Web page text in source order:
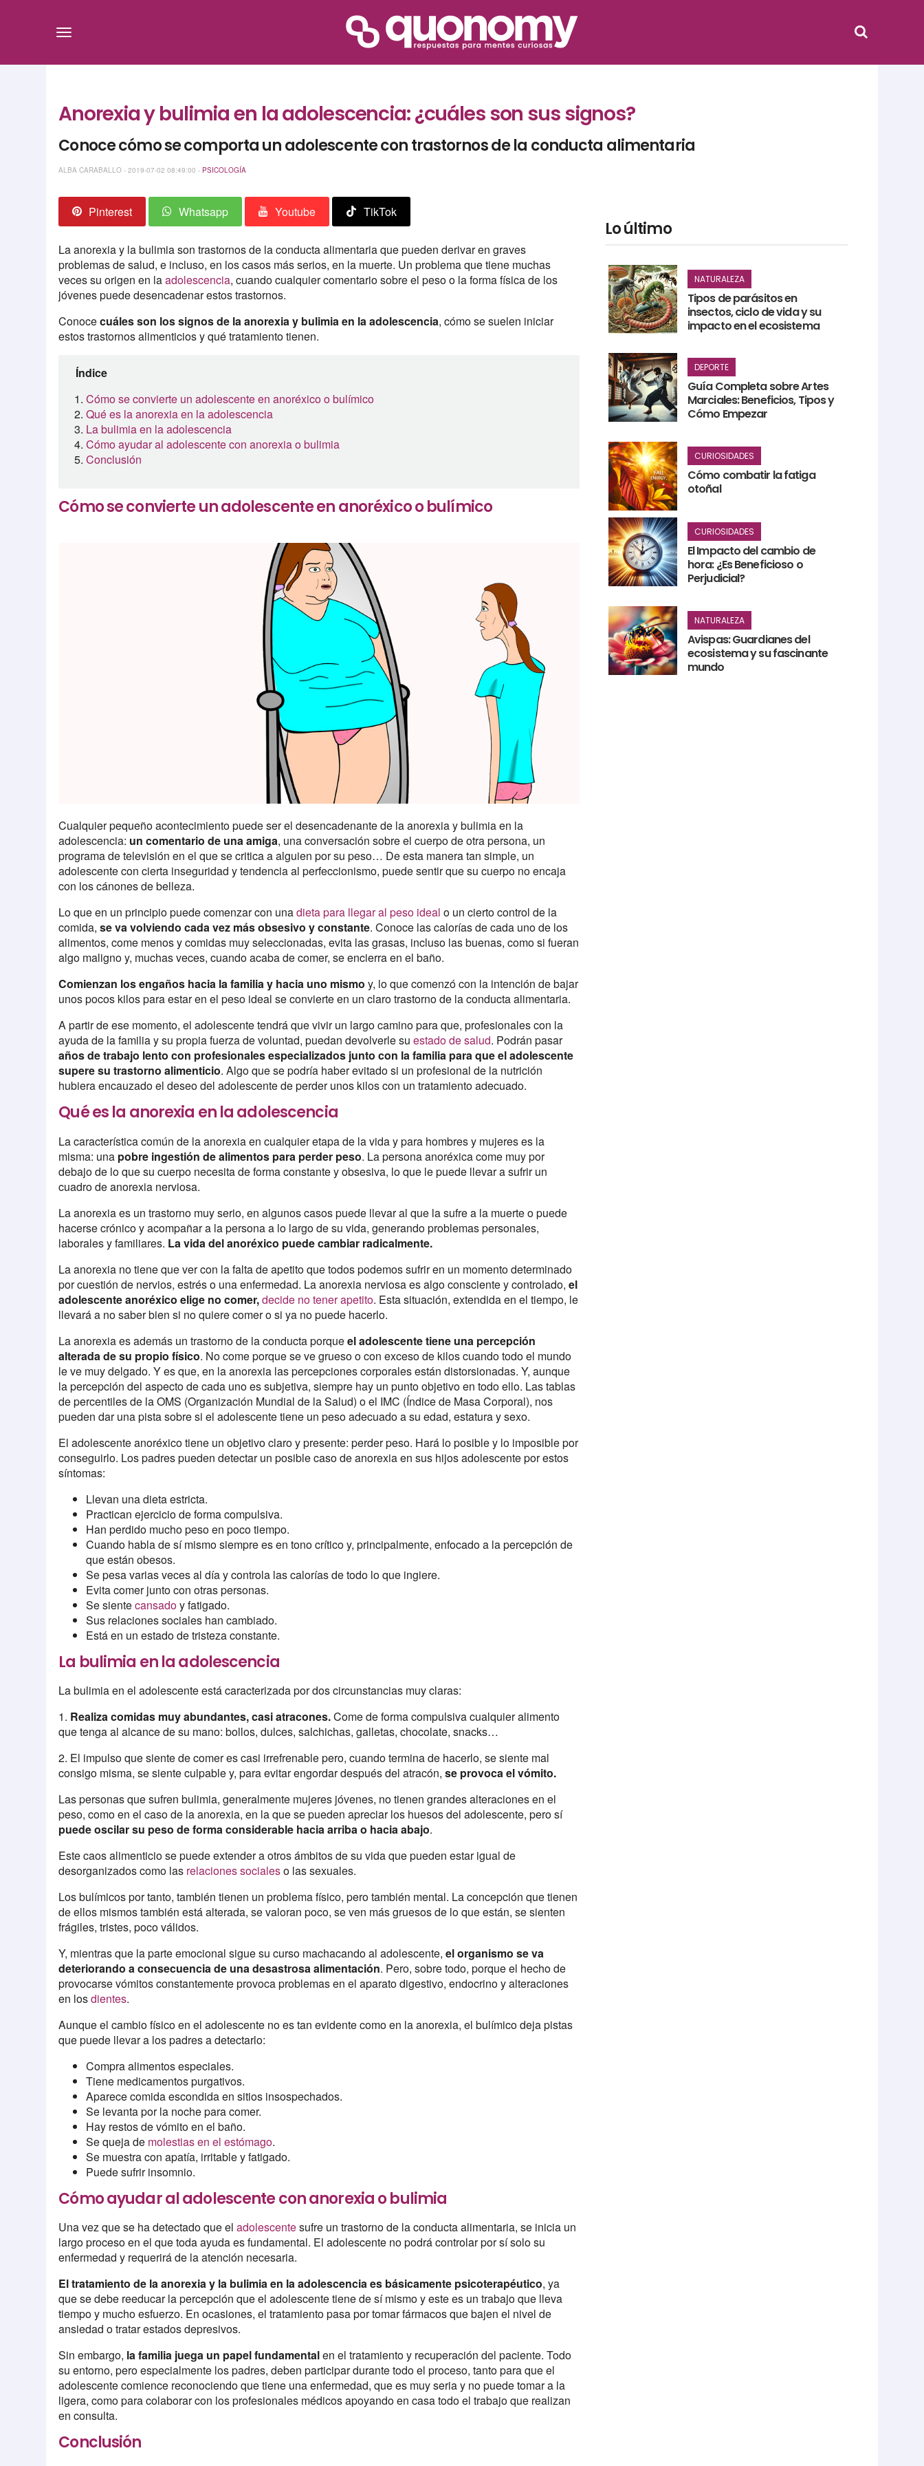
Anorexia y bulimia en la adolescencia: ¿cuáles son sus signos?
Conoce cómo se comporta un adolescente con trastornos de la conducta alimentaria
ALBA CARABALLO - 2019-07-02 08:49:00 - PSICOLOGÍA
Pinterest Whatsapp Youtube TikTok
La anorexia y la bulimia son trastornos de la conducta alimentaria que pueden derivar en graves
problemas de salud, e incluso, en los casos más serios, en la muerte. Un problema que tiene muchas
veces su origen en laadolescencia, cuando cualquier comentario sobre el peso o la forma física de los
jóvenes puede desencadenar estos trastornos.
Conocecuáles son lossignos de la anorexia y bulimia en la adolescencia, cómo se suelen iniciar
estos trastornos alimenticios y qué tratamiento tienen.
Índice
Cómo se convierte un adolescente en anoréxico o bulímico
Qué es la anorexia en la adolescencia
La bulimia en la adolescencia
Cómo ayudar al adolescente con anorexia o bulimia
Conclusión
Cómo se convierte un adolescente en anoréxico o bulímico
Cualquier pequeño acontecimiento puede ser el desencadenante de la anorexia y bulimia en la
adolescencia: un comentario de una amiga, una conversación sobre el cuerpo de otra persona, un
programa de televisión en el que se critica a alguien por su peso… De esta manera tan simple, un
adolescente con cierta inseguridad y tendencia al perfeccionismo, puede sentir que su cuerpo no encaja
con los cánones de belleza.
Lo que en un principio puede comenzar con unadieta para llegar al peso ideal o un cierto control de la
comida,se va volviendo cada vez más obsesivo y constante. Conoce las calorías de cada uno de los
alimentos, come menos y comidas muy seleccionadas, evita las grasas, incluso las buenas, como si fueran
algo maligno y, muchas veces, cuando acaba de comer, se encierra en el baño.
Comienzan los engaños hacia la familia y hacia uno mismo y, lo que comenzó con la intención de bajar
unos pocos kilos para estar en el peso ideal se convierte en un claro trastorno de la conducta alimentaria.
A partir de ese momento, el adolescente tendrá que vivir un largo camino para que, profesionales con la
ayuda de la familia y su propia fuerza de voluntad, puedan devolverle suestado de salud. Podrán pasar
años de trabajo lento con profesionales especializados junto con la familia para que el adolescente
supere su trastorno alimenticio. Algo que se podría haber evitado si un profesional de la nutrición
hubiera encauzado el deseo del adolescente de perder unos kilos con un tratamiento adecuado.
Qué es la anorexia en la adolescencia
La característica común de la anorexia en cualquier etapa de la vida y para hombres y mujeres es la
misma: una pobre ingestión de alimentos para perder peso. La persona anoréxica come muy por
debajo de lo que su cuerpo necesita de forma constante y obsesiva, lo que le puede llevar a sufrir un
cuadro de anorexia nerviosa.
La anorexia es un trastorno muy serio, en algunos casos puede llevar al que la sufre a la muerte o puede
hacerse crónico y acompañar a la persona a lo largo de su vida, generando problemas personales,
laborales y familiares. La vida del anoréxico puede cambiar radicalmente.
La anorexia no tiene que ver con la falta de apetito que todos podemos sufrir en un momento determinado
por cuestión de nervios, estrés o una enfermedad. La anorexia nerviosa es algo consciente y controlado,el
adolescente anoréxico elige no comer,decide no tener apetito. Esta situación, extendida en el tiempo, le
llevará a no saber bien si no quiere comer o si ya no puede hacerlo.
La anorexia es además un trastorno de la conducta porqueel adolescente tiene una percepción
alterada de su propio físico. No come porque se ve grueso o con exceso de kilos cuando todo el mundo
le ve muy delgado. Y es que, en la anorexia las percepciones corporales están distorsionadas. Y, aunque
la percepción del aspecto de cada uno es subjetiva, siempre hay un punto objetivo en todo ello. Las tablas
de percentiles de la OMS (Organización Mundial de la Salud) o el IMC (Índice de Masa Corporal), nos
pueden dar una pista sobre si el adolescente tiene un peso adecuado a su edad, estatura y sexo.
El adolescente anoréxico tiene un objetivo claro y presente: perder peso. Hará lo posible y lo imposible por
conseguirlo. Los padres pueden detectar un posible caso de anorexia en sus hijos adolescente por estos
síntomas:
Llevan una dieta estricta.
Practican ejercicio de forma compulsiva.
Han perdido mucho peso en poco tiempo.
Cuando habla de sí mismo siempre es en tono crítico y, principalmente, enfocado a la percepción de
que están obesos.
Se pesa varias veces al día y controla las calorías de todo lo que ingiere.
Evita comer junto con otras personas.
Se sientecansadoy fatigado.
Sus relaciones sociales han cambiado.
Está en un estado de tristeza constante.
La bulimia en la adolescencia
La bulimia en el adolescente está caracterizada por dos circunstancias muy claras:
1. Realiza comidas muy abundantes, casi atracones.Come de forma compulsiva cualquier alimento
que tenga al alcance de su mano: bollos, dulces, salchichas, galletas, chocolate, snacks…
2. El impulso que siente de comer es casi irrefrenable pero, cuando termina de hacerlo, se siente mal
consigo misma, se siente culpable y, para evitar engordar después del atracón,se provoca el vómito.
Las personas que sufren bulimia, generalmente mujeres jóvenes, no tienen grandes alteraciones en el
peso, como en el caso de la anorexia, en la que se pueden apreciar los huesos del adolescente, pero sí
puede oscilar su peso de forma considerable hacia arriba o hacia abajo.
Este caos alimenticio se puede extender a otros ámbitos de su vida que pueden estar igual de
desorganizados como las relaciones socialeso las sexuales.
Los bulímicos por tanto, también tienen un problema físico, pero también mental. La concepción que tienen
de ellos mismos también está alterada, se valoran poco, se ven más gruesos de lo que están, se sienten
frágiles, tristes, poco válidos.
Y, mientras que la parte emocional sigue su curso machacando al adolescente,el organismo se va
deteriorando a consecuencia de una desastrosa alimentación. Pero, sobre todo, porque el hecho de
provocarse vómitos constantemente provoca problemas en el aparato digestivo, endocrino y alteraciones
en losdientes.
Aunque el cambio físico en el adolescente no es tan evidente como en la anorexia, el bulímico deja pistas
que puede llevar a los padres a detectarlo:
Compra alimentos especiales.
Tiene medicamentos purgativos.
Aparece comida escondida en sitios insospechados.
Se levanta por la noche para comer.
Hay restos de vómito en el baño.
Se queja de molestias en el estómago.
Se muestra con apatía, irritable y fatigado.
Puede sufrir insomnio.
Cómo ayudar al adolescente con anorexia o bulimia
Una vez que se ha detectado que eladolescentesufre un trastorno de la conducta alimentaria, se inicia un
largo proceso en el que toda ayuda es fundamental. El adolescente no podrá controlar por sí solo su
enfermedad y requerirá de la atención necesaria.
El tratamiento de la anorexia y la bulimia en la adolescencia es básicamente psicoterapéutico, ya
que se debe reeducar la percepción que el adolescente tiene de sí mismo y este es un trabajo que lleva
tiempo y mucho esfuerzo. En ocasiones, el tratamiento pasa por tomar fármacos que bajen el nivel de
ansiedad o tratar estados depresivos.
Sin embargo, la familia juega un papel fundamentalen el tratamiento y recuperación del paciente. Todo
su entorno, pero especialmente los padres, deben participar durante todo el proceso, tanto para que el
adolescente comience reconociendo que tiene una enfermedad, que es muy seria y no puede tomar a la
ligera, como para colaborar con los profesionales médicos apoyando en casa todo el trabajo que realizan
en consulta.
Conclusión
Lo último
NATURALEZA
Tipos de parásitos en
insectos, ciclo de vida y su
impacto en el ecosistema
DEPORTE
Guía Completa sobre Artes
Marciales: Beneficios, Tipos y
Cómo Empezar
CURIOSIDADES
Cómo combatir la fatiga
otoñal
CURIOSIDADES
El Impacto del cambio de
hora: ¿Es Beneficioso o
Perjudicial?
NATURALEZA
Avispas: Guardianes del
ecosistema y su fascinante
mundo